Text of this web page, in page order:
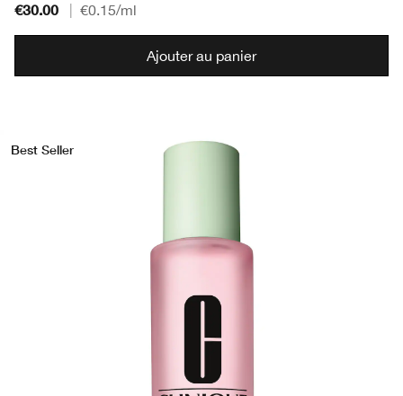
€30.00 €0.15/ml
Ajouter au panier
Best Seller